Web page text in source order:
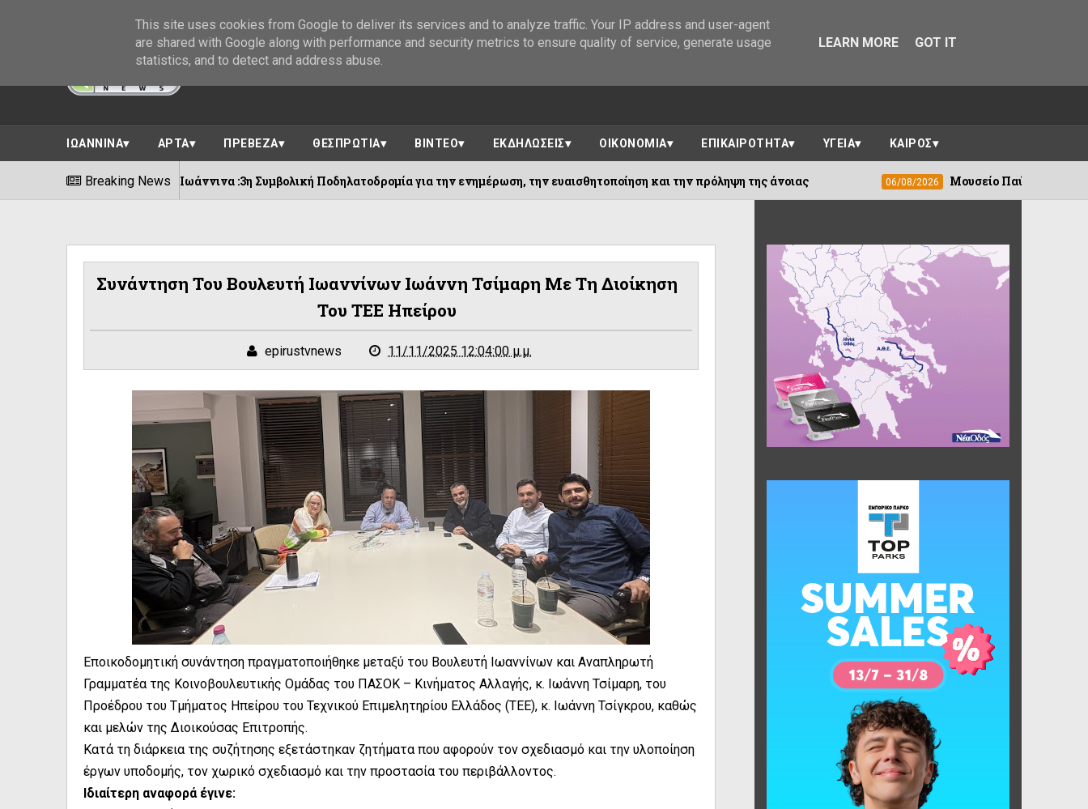
ΙΩΑΝΝΙΝΑ ΑΡΤΑ ΠΡΕΒΕΖΑ ΘΕΣΠΡΩΤΙΑ ΒΙΝΤΕΟ ΕΚΔΗΛΩΣΕΙΣ ΟΙΚΟΝΟΜΙΑ ΕΠΙΚΑΙΡΟΤΗΤΑ ΥΓΕΙΑ ΚΑΙΡΟΣ
Breaking News
06/08/2026 Ιωάννινα :3η Συμβολική Ποδηλατοδρομία για την ενημέρωση, την ευαισθητοποίηση και την πρόληψη της άνοιας 06/08/2026 Μουσείο Παύλου Βρέλλη - Ένα Οχυρό
Συνάντηση Του Βουλευτή Ιωαννίνων Ιωάννη Τσίμαρη Με Τη Διοίκηση
Του ΤΕΕ Ηπείρου
epirustvnews 11/11/2025 12:04:00 μ.μ.
Εποικοδομητική συνάντηση πραγματοποιήθηκε μεταξύ του Βουλευτή Ιωαννίνων και Αναπληρωτή
Γραμματέα της Κοινοβουλευτικής Ομάδας του ΠΑΣΟΚ – Κινήματος Αλλαγής, κ. Ιωάννη Τσίμαρη, του
Προέδρου του Τμήματος Ηπείρου του Τεχνικού Επιμελητηρίου Ελλάδος (ΤΕΕ), κ. Ιωάννη Τσίγκρου, καθώς
και μελών της Διοικούσας Επιτροπής.
Κατά τη διάρκεια της συζήτησης εξετάστηκαν ζητήματα που αφορούν τον σχεδιασμό και την υλοποίηση
έργων υποδομής, τον χωρικό σχεδιασμό και την προστασία του περιβάλλοντος.
Ιδιαίτερη αναφορά έγινε:
This site uses cookies from Google to deliver its services and to analyze traffic. Your IP address and user-agent
are shared with Google along with performance and security metrics to ensure quality of service, generate usage
statistics, and to detect and address abuse.
LEARN MORE GOT IT